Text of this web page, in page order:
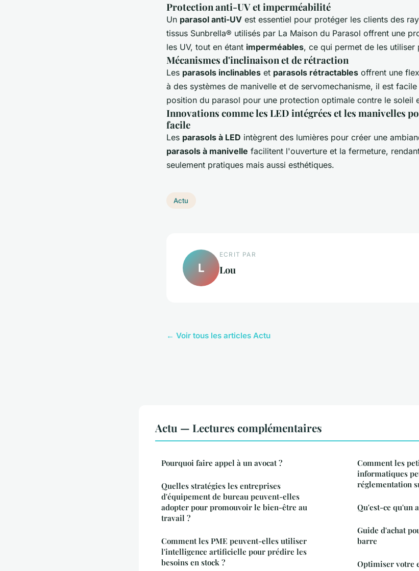
Protection anti-UV et imperméabilité
Un parasol anti-UV est essentiel pour protéger les clients des
tissus Sunbrella® utilisés par La Maison du Parasol offrent une
les UV, tout en étant imperméables, ce qui permet de les utiliser
Mécanismes d'inclinaison et de rétraction
Les parasols inclinables et parasols rétractables offrent une
à des systèmes de manivelle et de servomechanisme, il est
position du parasol pour une protection optimale contre le soleil
Innovations comme les LED intégrées et les manivelles
facile
Les parasols à LED intègrent des lumières pour créer une
parasols à manivelle facilitent l'ouverture et la fermeture,
seulement pratiques mais aussi esthétiques.
Actu
L
ECRIT PAR
Lou
← Voir tous les articles Actu
Actu — Lectures complémentaires
Pourquoi faire appel à un avocat ?
Quelles stratégies les entreprises
d'équipement de bureau peuvent-elles
adopter pour promouvoir le bien-être au
travail ?
Comment les PME peuvent-elles utiliser
l'intelligence artificielle pour prédire les
besoins en stock ?
Comment les
informatiques
réglementation
Qu'est-ce qu'un
Guide d'achat
barre
Optimiser votre